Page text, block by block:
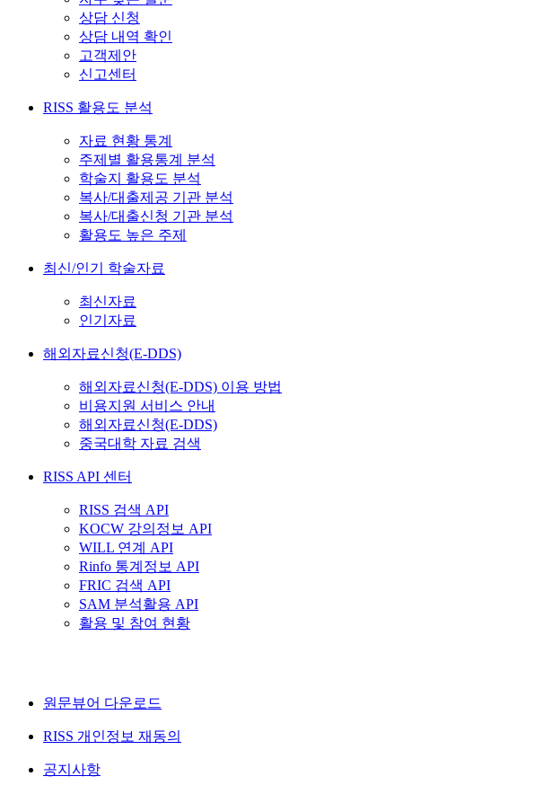
상담 신청
상담 내역 확인
고객제안
신고센터
RISS 활용도 분석
자료 현황 통계
주제별 활용통계 분석
학술지 활용도 분석
복사/대출제공 기관 분석
복사/대출신청 기관 분석
활용도 높은 주제
최신/인기 학술자료
최신자료
인기자료
해외자료신청(E-DDS)
해외자료신청(E-DDS) 이용 방법
비용지원 서비스 안내
해외자료신청(E-DDS)
중국대학 자료 검색
RISS API 센터
RISS 검색 API
KOCW 강의정보 API
WILL 연계 API
Rinfo 통계정보 API
FRIC 검색 API
SAM 분석활용 API
활용 및 참여 현황
원문뷰어 다운로드
RISS 개인정보 재동의
공지사항